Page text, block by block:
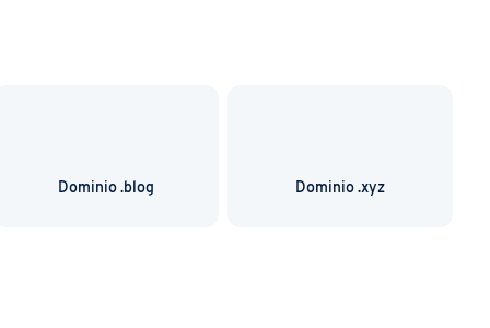
Dominio .blog Dominio .xyz